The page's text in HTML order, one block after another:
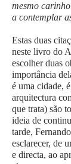
mesmo
a contemplar
Estas duas
neste livro do
escolher duas
importância
é uma cidade,
arquitectura
que trata) são
ideia de
tarde,
esclarecer, de
e directa, ao